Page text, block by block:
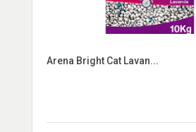
Arena Bright Cat Lavan...